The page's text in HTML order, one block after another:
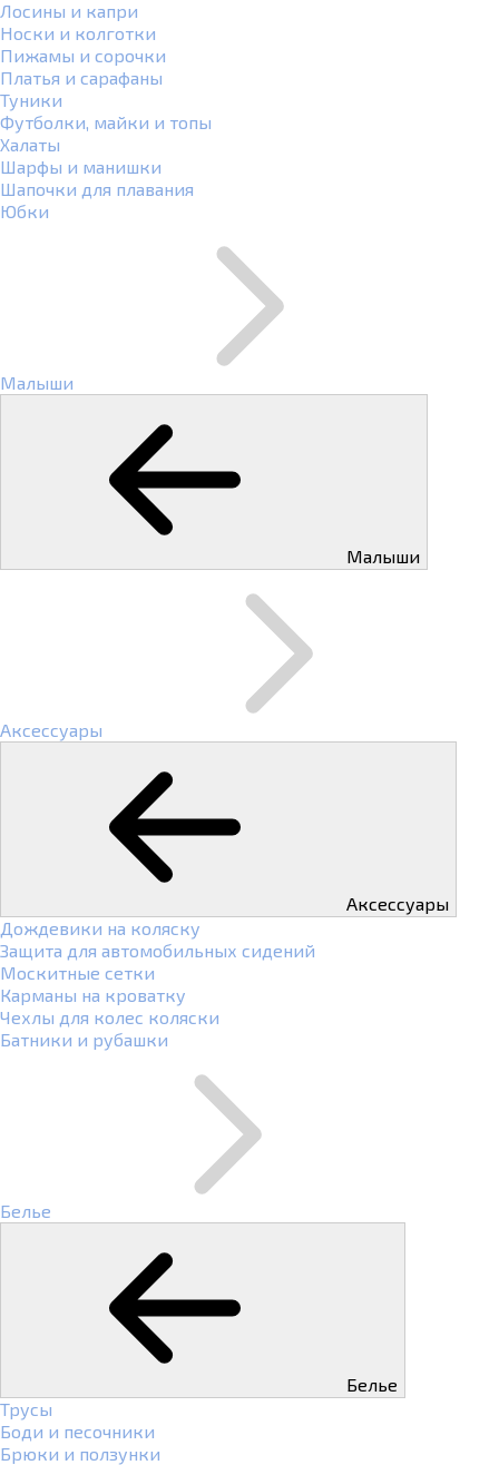
Лосины и капри
Носки и колготки
Пижамы и сорочки
Платья и сарафаны
Туники
Футболки, майки и топы
Халаты
Шарфы и манишки
Шапочки для плавания
Юбки
Малыши
Малыши
Аксессуары
Аксессуары
Дождевики на коляску
Защита для автомобильных сидений
Москитные сетки
Карманы на кроватку
Чехлы для колес коляски
Батники и рубашки
Белье
Белье
Трусы
Боди и песочники
Брюки и ползунки